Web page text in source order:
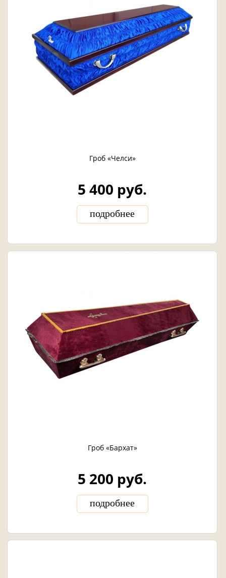
Гроб «Челси»
5 400 руб.
подробнее
Гроб «Бархат»
5 200 руб.
подробнее